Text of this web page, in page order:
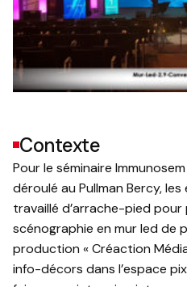
Contexte
Pour le séminaire
déroulé au Pullman Bercy,
travaillé d’arrache-pied
scénographie en mur led de
production « Créaction
info-décors dans l’espace